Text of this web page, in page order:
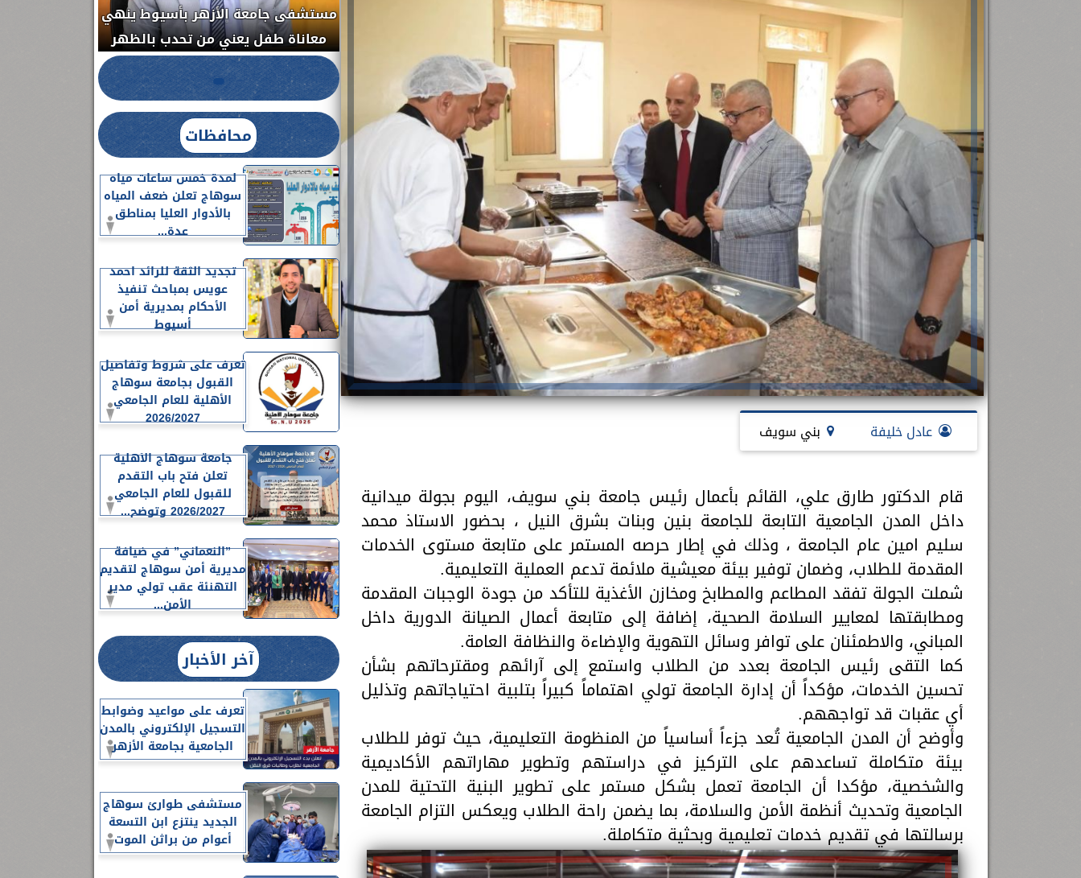
عادل خليفة بني سويف
قام الدكتور طارق علي، القائم بأعمال رئيس جامعة بني سويف، اليوم بجولة ميدانية
داخل المدن الجامعية التابعة للجامعة بنين وبنات بشرق النيل ، بحضور الاستاذ محمد
سليم امين عام الجامعة ، وذلك في إطار حرصه المستمر على متابعة مستوى الخدمات
المقدمة للطلاب، وضمان توفير بيئة معيشية ملائمة تدعم العملية التعليمية.
شملت الجولة تفقد المطاعم والمطابخ ومخازن الأغذية للتأكد من جودة الوجبات المقدمة
ومطابقتها لمعايير السلامة الصحية، إضافة إلى متابعة أعمال الصيانة الدورية داخل
المباني، والاطمئنان على توافر وسائل التهوية والإضاءة والنظافة العامة.
كما التقى رئيس الجامعة بعدد من الطلاب واستمع إلى آرائهم ومقترحاتهم بشأن
تحسين الخدمات، مؤكداً أن إدارة الجامعة تولي اهتماماً كبيراً بتلبية احتياجاتهم وتذليل
أي عقبات قد تواجههم.
وأوضح أن المدن الجامعية تُعد جزءاً أساسياً من المنظومة التعليمية، حيث توفر للطلاب
بيئة متكاملة تساعدهم على التركيز في دراستهم وتطوير مهاراتهم الأكاديمية
والشخصية، مؤكدا أن الجامعة تعمل بشكل مستمر على تطوير البنية التحتية للمدن
الجامعية وتحديث أنظمة الأمن والسلامة، بما يضمن راحة الطلاب ويعكس التزام الجامعة
برسالتها في تقديم خدمات تعليمية وبحثية متكاملة.
مستشفى جامعة الأزهر بأسيوط ينهي
معاناة طفل يعني من تحدب بالظهر
الدواء المصرية يشن حملة رقابية مكبرة
لضبط المنشآت الطبية المخالفة.....
جديد بمستشفيات الجامعة ...
محافظات
لمدة خمس ساعات مياه
سوهاج تعلن ضعف المياه
بالأدوار العليا بمناطق
عدة...
تجديد الثقة للرائد احمد
عويس بمباحث تنفيذ
الأحكام بمديرية أمن
أسيوط
تعرف على شروط وتفاصيل
القبول بجامعة سوهاج
الأهلية للعام الجامعي
2026/2027
جامعة سوهاج الأهلية
تعلن فتح باب التقدم
للقبول للعام الجامعي
2026/2027 وتوضح...
”النعماني” في ضيافة
مديرية أمن سوهاج لتقديم
التهنئة عقب تولي مدير
الأمن...
آخر الأخبار
تعرف على مواعيد وضوابط
التسجيل الإلكتروني بالمدن
الجامعية بجامعة الأزهر
مستشفى طوارئ سوهاج
الجديد ينتزع ابن التسعة
أعوام من براثن الموت